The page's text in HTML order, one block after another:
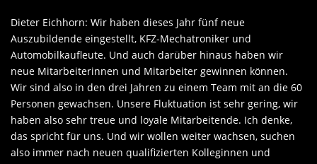
Dieter Eichhorn: Wir haben dieses Jahr fünf neue
Auszubildende eingestellt, KFZ-Mechatroniker und
Automobilkaufleute. Und auch darüber hinaus haben wir
neue Mitarbeiterinnen und Mitarbeiter gewinnen können.
Wir sind also in den drei Jahren zu einem Team mit an die 60
Personen gewachsen. Unsere Fluktuation ist sehr gering, wir
haben also sehr treue und loyale Mitarbeitende. Ich denke,
das spricht für uns. Und wir wollen weiter wachsen, suchen
also immer nach neuen qualifizierten Kolleginnen und